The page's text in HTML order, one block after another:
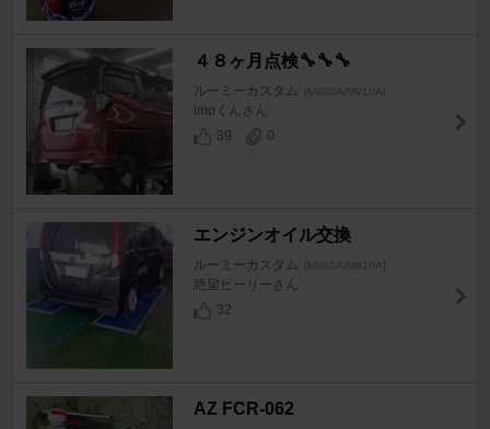
４８ヶ月点検🔧🔧🔧
ルーミーカスタム [M900A/M910A]
imoくんさん
39
0
エンジンオイル交換
ルーミーカスタム [M900A/M910A]
絶望ビーリーさん
32
AZ FCR-062